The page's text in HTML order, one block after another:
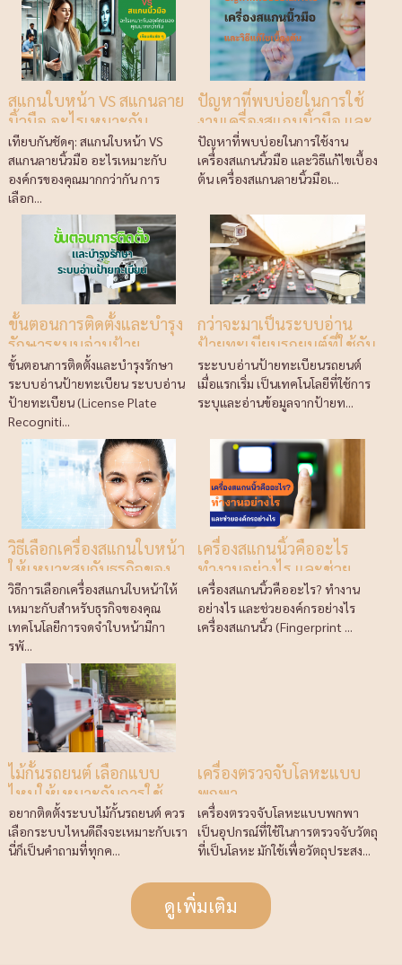
สแกนใบหน้า VS สแกนลาย
นิ้วมือ อะไรเหมาะกับ
องค์กรของคุณมากกว่า
เทียบกันชัดๆ: สแกนใบหน้า VS
สแกนลายนิ้วมือ อะไรเหมาะกับ
องค์กรของคุณมากกว่ากัน การ
เลือก...
ปัญหาที่พบบ่อยในการใช้
งานเครื่องสแกนนิ้วมือ และ
วิธีแก้ไขเบื้องต้น
ปัญหาที่พบบ่อยในการใช้งาน
เครื่องสแกนนิ้วมือ และวิธีแก้ไขเบื้อง
ต้น เครื่องสแกนลายนิ้วมือเ...
ขั้นตอนการติดตั้งและบำรุง
รักษาระบบอ่านป้าย
ทะเบียน
ขั้นตอนการติดตั้งและบำรุงรักษา
ระบบอ่านป้ายทะเบียน ระบบอ่าน
ป้ายทะเบียน (License Plate
Recogniti...
กว่าจะมาเป็นระบบอ่าน
ป้ายทะเบียนรถยนต์ที่ใช้กัน
แพร่หลายในทุกวันนี้
ระะบบอ่านป้ายทะเบียนรถยนต์
เมื่อแรกเริ่ม เป็นเทคโนโลยีที่ใช้การ
ระบุและอ่านข้อมูลจากป้ายท...
วิธีเลือกเครื่องสแกนใบหน้า
ให้เหมาะสมกับธุรกิจของ
คุณ
วิธีการเลือกเครื่องสแกนใบหน้าให้
เหมาะกับสำหรับธุรกิจของคุณ
เทคโนโลยีการจดจำใบหน้ามีกา
รพั...
เครื่องสแกนนิ้วคืออะไร
ทำงานอย่างไร และช่วย
องค์กรอย่างไร
เครื่องสแกนนิ้วคืออะไร? ทำงาน
อย่างไร และช่วยองค์กรอย่างไร
เครื่องสแกนนิ้ว (Fingerprint ...
ไม้กั้นรถยนต์ เลือกแบบ
ไหนให้เหมาะกับการใช้
งาน
อยากติดตั้งระบบไม้กั้นรถยนต์ ควร
เลือกระบบไหนดีถึงจะเหมาะกับเรา
นี่ก็เป็นคำถามที่ทุกค...
เครื่องตรวจจับโลหะแบบ
พกพา
เครื่องตรวจจับโลหะแบบพกพา
เป็นอุปกรณ์ที่ใช้ในการตรวจจับวัตถุ
ที่เป็นโลหะ มักใช้เพื่อวัตถุประสง...
ดูเพิ่มเติม